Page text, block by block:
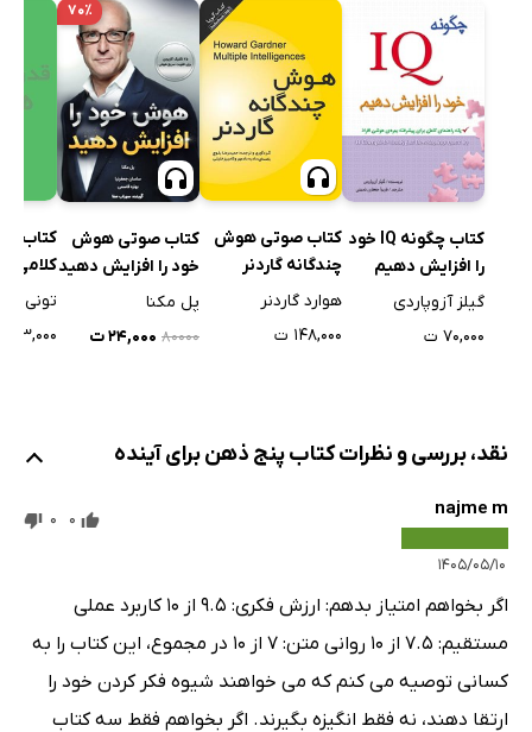
کتاب چگونه IQ خود
را افزایش دهیم
گیلز آزوپاردی
۷۰,۰۰۰ ت
کتاب صوتی هوش
چندگانه گاردنر
هوارد گاردنر
۱۴۸,۰۰۰ ت
۷۰٪
کتاب صوتی هوش
خود را افزایش دهید
پل مکنا
۸۰۰۰۰ ۲۴,۰۰۰ ت
کتاب
کلامی
تونی
۱۲۳,۰۰۰ ت
نقد، بررسی و نظرات کتاب پنج ذهن برای آینده
najme m
۱۴۰۵/۰۵/۱۰
0
0
اگر بخواهم امتیاز بدهم: ارزش فکری: ۹.۵ از ۱۰ کاربرد عملی
مستقیم: ۷.۵ از ۱۰ روانی متن: ۷ از ۱۰ در مجموع، این کتاب را به
کسانی توصیه می کنم که می خواهند شیوه فکر کردن خود را
ارتقا دهند، نه فقط انگیزه بگیرند. اگر بخواهم فقط سه کتاب